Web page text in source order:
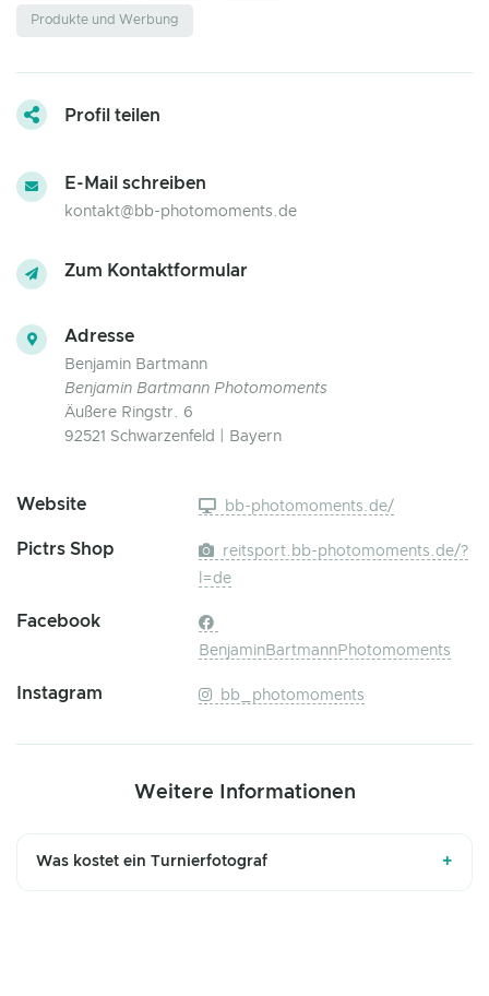
Produkte und Werbung
Profil teilen
E-Mail schreiben
kontakt@bb-photomoments.de
Zum Kontaktformular
Adresse
Benjamin Bartmann
Benjamin Bartmann Photomoments
Äußere Ringstr. 6
92521 Schwarzenfeld | Bayern
Website bb-photomoments.de/
Pictrs Shop
reitsport.bb-photomoments.de/?
l=de
Facebook
BenjaminBartmannPhotomoments
Instagram bb_photomoments
Weitere Informationen
Was kostet ein Turnierfotograf +